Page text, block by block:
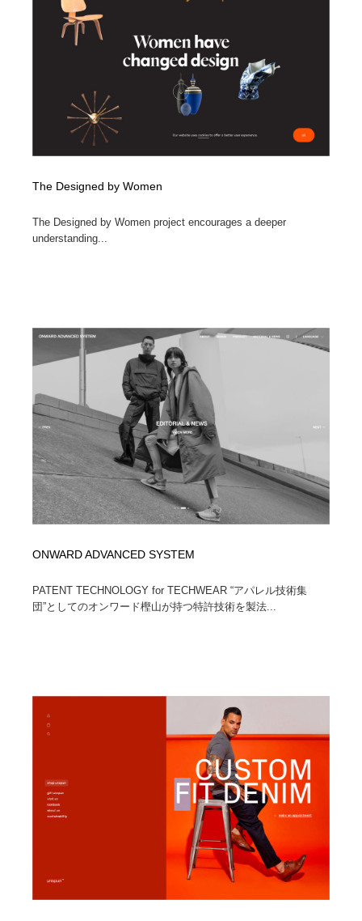
The Designed by Women
The Designed by Women project encourages a deeper
understanding...
ONWARD ADVANCED SYSTEM
PATENT TECHNOLOGY for TECHWEAR “アパレル技術集
団”としてのオンワード樫山が持つ特許技術を製法...